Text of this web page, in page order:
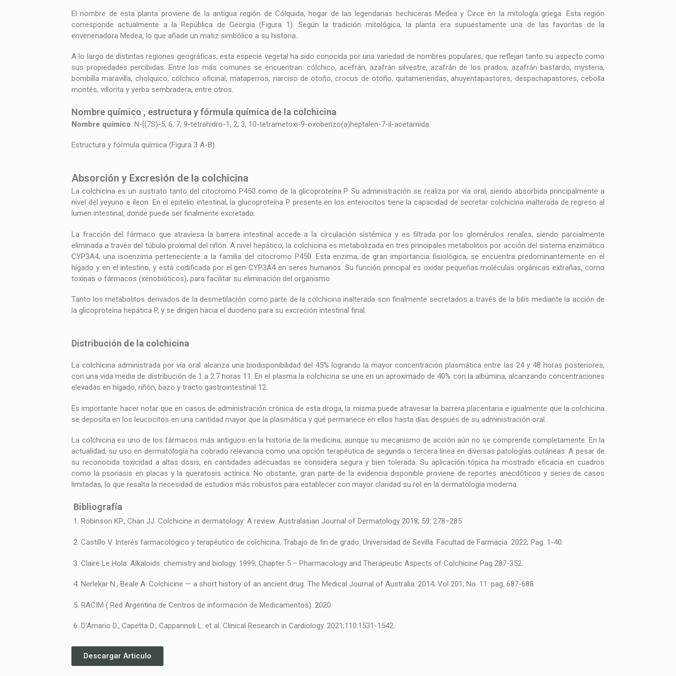
El nombre de esta planta proviene de la antigua región de Cólquida, hogar de las legendarias hechiceras Medea y Circe en la mitología griega. Esta región
corresponde actualmente a la República de Georgia (Figura 1). Según la tradición mitológica, la planta era supuestamente una de las favoritas de la
envenenadora Medea, lo que añade un matiz simbólico a su historia.
A lo largo de distintas regiones geográficas, esta especie vegetal ha sido conocida por una variedad de nombres populares, que reflejan tanto su aspecto como
sus propiedades percibidas. Entre los más comunes se encuentran: cólchico, acefrán, azafrán silvestre, azafrán de los prados, azafrán bastardo, mysteria,
bombilla maravilla, cholquico, cólchico oficinal, mataperros, narciso de otoño, crocus de otoño, quitameriendas, ahuyentapastores, despachapastores, cebolla
montés, villorita y yerba sembradera, entre otros.
Nombre químico , estructura y fórmula química de la colchicina
Nombre químico: N-[(7S)-5, 6, 7, 9-tetrahidro-1, 2, 3, 10-tetrametoxi-9-oxobenzo(a)heptalen-7-il-acetamida.
Estructura y fórmula química (Figura 3 A-B).
Absorción y Excresión de la colchicina
La colchicina es un sustrato tanto del citocromo P450 como de la glicoproteína P. Su administración se realiza por vía oral, siendo absorbida principalmente a
nivel del yeyuno e íleon. En el epitelio intestinal, la glucoproteína P presente en los enterocitos tiene la capacidad de secretar colchicina inalterada de regreso al
lumen intestinal, donde puede ser finalmente excretada.
La fracción del fármaco que atraviesa la barrera intestinal accede a la circulación sistémica y es filtrada por los glomérulos renales, siendo parcialmente
eliminada a través del túbulo proximal del riñón. A nivel hepático, la colchicina es metabolizada en tres principales metabolitos por acción del sistema enzimático
CYP3A4, una isoenzima perteneciente a la familia del citocromo P450. Esta enzima, de gran importancia fisiológica, se encuentra predominantemente en el
hígado y en el intestino, y está codificada por el gen CYP3A4 en seres humanos. Su función principal es oxidar pequeñas moléculas orgánicas extrañas, como
toxinas o fármacos (xenobióticos), para facilitar su eliminación del organismo.
Tanto los metabolitos derivados de la desmetilación como parte de la colchicina inalterada son finalmente secretados a través de la bilis mediante la acción de
la glicoproteína hepática P, y se dirigen hacia el duodeno para su excreción intestinal final.
Distribución de la colchicina
La colchicina administrada por vía oral alcanza una biodisponibilidad del 45% logrando la mayor concentración plasmática entre las 24 y 48 horas posteriores,
con una vida media de distribución de 1 a 2.7 horas 11. En el plasma la colchicina se une en un aproximado de 40% con la albúmina, alcanzando concentraciones
elevadas en hígado, riñón, bazo y tracto gastrointestinal 12.
Es importante hacer notar que en casos de administración crónica de esta droga, la misma puede atravesar la barrera placentaria e igualmente que la colchicina
se deposita en los leucocitos en una cantidad mayor que la plasmática y qué permanece en ellos hasta días después de su administración oral.
La colchicina es uno de los fármacos más antiguos en la historia de la medicina, aunque su mecanismo de acción aún no se comprende completamente. En la
actualidad, su uso en dermatología ha cobrado relevancia como una opción terapéutica de segunda o tercera línea en diversas patologías cutáneas. A pesar de
su reconocida toxicidad a altas dosis, en cantidades adecuadas se considera segura y bien tolerada. Su aplicación tópica ha mostrado eficacia en cuadros
como la psoriasis en placas y la queratosis actínica. No obstante, gran parte de la evidencia disponible proviene de reportes anecdóticos y series de casos
limitadas, lo que resalta la necesidad de estudios más robustos para establecer con mayor claridad su rol en la dermatología moderna.
Bibliografía
1. Robinson KP., Chan JJ. Colchicine in dermatology: A review. Australasian Journal of Dermatology 2018; 59: 278–285.
2. Castillo V. Interés farmacológico y terapéutico de colchicina. Trabajo de fin de grado. Universidad de Sevilla. Facultad de Farmacia. 2022; Pag. 1-40.
3. Claire Le Hola. Alkaloids: chemistry and biology. 1999; Chapter 5 – Pharmacology and Therapeutic Aspects of Colchicine Pag 287-352.
4. Nerlekar N., Beale A. Colchicine — a short history of an ancient drug. The Medical Journal of Australia. 2014; Vol 201; No. 11: pag. 687-688.
5. RACIM ( Red Argentina de Centros de información de Medicamentos). 2020
6. D’Amario D., Capetta D., Cappannoli L. et al. Clinical Research in Cardiology. 2021;110:1531-1542.
Descargar Articulo